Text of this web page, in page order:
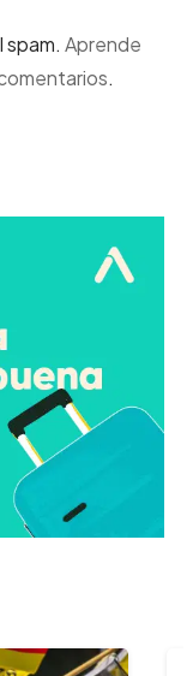
spam. Aprende
.